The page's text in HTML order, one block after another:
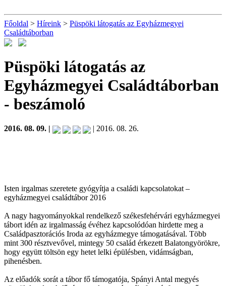
Főoldal > Híreink > Püspöki látogatás az Egyházmegyei
Családtáborban
Püspöki látogatás az
Egyházmegyei Családtáborban
- beszámoló
2016. 08. 09. | | 2016. 08. 26.
Isten irgalmas szeretete gyógyítja a családi kapcsolatokat –
egyházmegyei családtábor 2016
A nagy hagyományokkal rendelkező székesfehérvári egyházmegyei
tábort idén az irgalmasság évéhez kapcsolódóan hirdette meg a
Családpasztorációs Iroda az egyházmegye támogatásával. Több
mint 300 résztvevővel, mintegy 50 család érkezett Balatongyörökre,
hogy együtt töltsön egy hetet lelki épülésben, vidámságban,
pihenésben.
Az előadók sorát a tábor fő támogatója, Spányi Antal megyés